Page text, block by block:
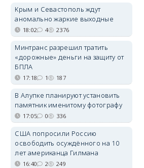
Крым и Севастополь ждут
аномально жаркие выходные
18:02 4 2376
Минтранс разрешил тратить
«дорожные» деньги на защиту от
БПЛА
17:18 1 187
В Алупке планируют установить
памятник именитому фотографу
17:05 0 336
США попросили Россию
освободить осуждённого на 10
лет американца Гилмана
16:40 2 249